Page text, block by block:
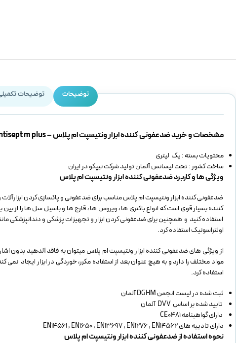
توضیحات توضیحات
مشخصات و خرید ضدعفونی کننده ابزار ونتیسپت ام پلاس – ventisept m plus
محتویات بسته : یک لیتری
ساخت کشور : تحت لیسانس آلمان تولید شرکت نیپکو در ایران
ویژگی ها و کاربرد ضدعفونی کننده ابزار ونتیسپت ام پلاس
ضدعفونی کننده ابزار ونتیسپت ام پلاس مناسب برای ضدعفونی و پاکسازی کردن
کننده بسیار قوی است که انواع باکتری ها ، ویروس ها ، قارچ ها و باسیل سل ها را از
استفاده کنید و همچنین برای ضدعفونی کردن ابزار و تجهیزات پزشکی و دندانپزشکی
اولتراسونیک استفاده کرد.
از ویژگی های ضدعفونی کننده ابزار ونتیسپت ام پلاس میتوان به فاقد آلدهید
استفاده کرد.
ثبت شده در لیست انجمن DGHM آلمان
تایید شده بر اساس DVV آلمان
دارای گواهینامه CE0481
دارای تادییه های EN14561 , EN1650 , EN13697 , EN1276 , EN14562
نحوه استفاده از ضدعفونی کننده ابزار ونتیسپت ام پلاس